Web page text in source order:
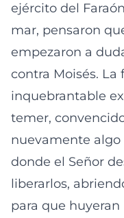
ejército del
mar, pensaron
empezaron a
contra Moisés. La
inquebrantable
temer,
nuevamente
donde el Señor
liberarlos,
para que